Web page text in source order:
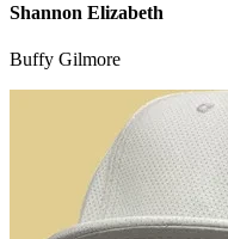
Shannon Elizabeth
Buffy Gilmore